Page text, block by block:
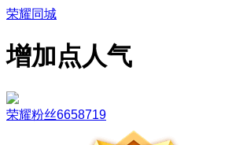
荣耀同城
增加点人气
荣耀粉丝6658719